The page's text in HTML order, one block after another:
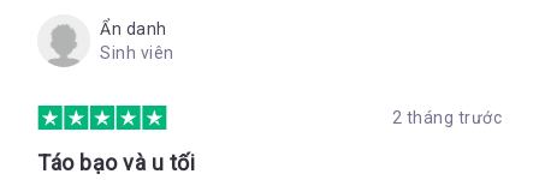
Ẩn danh
Sinh viên
2 tháng trước
Táo bạo và u tối